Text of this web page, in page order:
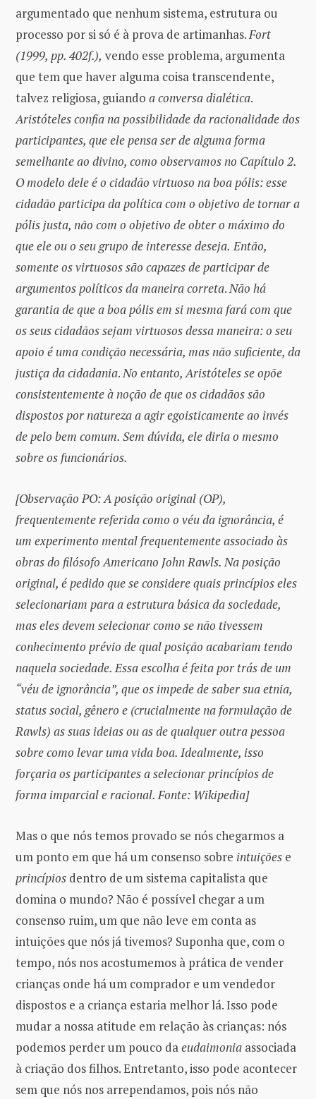
argumentado que nenhum sistema, estrutura ou
processo por si só é à prova de artimanhas.Fort
(1999, pp. 402f.), vendo esse problema, argumenta
que tem que haver alguma coisa transcendente,
talvez religiosa, guiando a conversa dialética.
Aristóteles confia na possibilidade da racionalidade dos
participantes, que ele pensa ser de alguma forma
semelhante ao divino, como observamos no Capítulo 2.
O modelo dele é o cidadão virtuoso na boa pólis: esse
cidadão participa da política com o objetivo de tornar a
pólis justa, não com o objetivo de obter o máximo do
que ele ou o seu grupo de interesse deseja. Então,
somente os virtuosos são capazes de participar de
argumentos políticos da maneira correta.Não há
garantia de que a boa pólis em si mesma fará com que
os seus cidadãos sejam virtuosos dessa maneira: o seu
apoio é uma condição necessária, mas não suficiente, da
justiça da cidadania.No entanto, Aristóteles se opõe
consistentemente à noção de que os cidadãos são
dispostos por natureza a agir egoisticamente ao invés
de pelo bem comum. Sem dúvida, ele diria o mesmo
sobre os funcionários.
[Observação PO: A posição original (OP),
frequentemente referida como o véu da ignorância, é
um experimento mental frequentemente associado às
obras do filósofo Americano John Rawls. Na posição
original, é pedido que se considere quais princípios eles
selecionariam para a estrutura básica da sociedade,
mas eles devem selecionar como se não tivessem
conhecimento prévio de qual posição acabariam tendo
naquela sociedade. Essa escolha é feita por trás de um
“véu de ignorância”, que os impede de saber sua etnia,
status social, gênero e (crucialmente na formulação de
Rawls) as suas ideias ou as de qualquer outra pessoa
sobre como levar uma vida boa. Idealmente, isso
forçaria os participantes a selecionar princípios de
forma imparcial e racional. Fonte: Wikipedia]
Mas o que nós temos provado se nós chegarmos a
um ponto em que há um consenso sobre intuições e
princípios dentro de um sistema capitalista que
domina o mundo? Não é possível chegar a um
consenso ruim, um que não leve em conta as
intuições que nós já tivemos? Suponha que, com o
tempo, nós nos acostumemos à prática de vender
crianças onde há um comprador e um vendedor
dispostos e a criança estaria melhor lá. Isso pode
mudar a nossa atitude em relação às crianças: nós
podemos perder um pouco daeudaimonia associada
à criação dos filhos. Entretanto, isso pode acontecer
sem que nós nos arrependamos, pois nós não